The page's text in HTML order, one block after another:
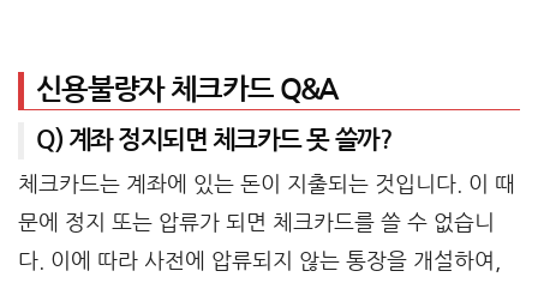
신용불량자 체크카드 Q&A
Q) 계좌 정지되면 체크카드 못 쓸까?
체크카드는 계좌에 있는 돈이 지출되는 것입니다. 이 때
문에 정지 또는 압류가 되면 체크카드를 쓸 수 없습니
다. 이에 따라 사전에 압류되지 않는 통장을 개설하여,